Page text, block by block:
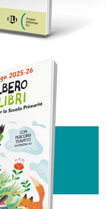
in qualsiasi momento
inoltre
il nostro sito con i
analisi dei dati web,
potrebbero combinarle
loro o che hanno
servizi.